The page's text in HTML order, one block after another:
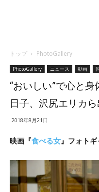
トップ PhotoGallery
PhotoGallery ニュース 動画
“おいしい”で心と
日子、沢尻エリカ
2018年8月21日
映画『食べる女 』フォトギ